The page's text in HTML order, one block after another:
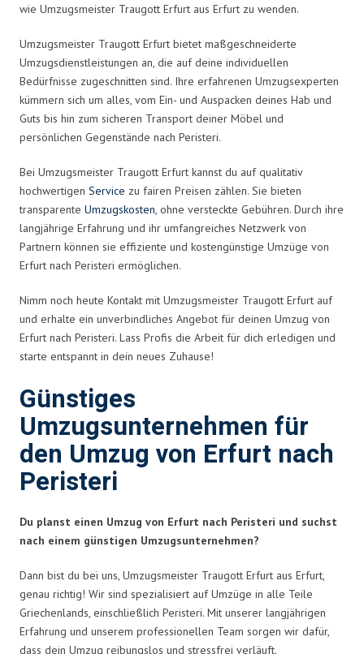
wie Umzugsmeister Traugott Erfurt aus Erfurt zu wenden.
Umzugsmeister Traugott Erfurt bietet maßgeschneiderte
Umzugsdienstleistungen an, die auf deine individuellen
Bedürfnisse zugeschnitten sind. Ihre erfahrenen Umzugsexperten
kümmern sich um alles, vom Ein- und Auspacken deines Hab und
Guts bis hin zum sicheren Transport deiner Möbel und
persönlichen Gegenstände nach Peristeri.
Bei Umzugsmeister Traugott Erfurt kannst du auf qualitativ
hochwertigen Service zu fairen Preisen zählen. Sie bieten
transparente Umzugskosten, ohne versteckte Gebühren. Durch ihre
langjährige Erfahrung und ihr umfangreiches Netzwerk von
Partnern können sie effiziente und kostengünstige Umzüge von
Erfurt nach Peristeri ermöglichen.
Nimm noch heute Kontakt mit Umzugsmeister Traugott Erfurt auf
und erhalte ein unverbindliches Angebot für deinen Umzug von
Erfurt nach Peristeri. Lass Profis die Arbeit für dich erledigen und
starte entspannt in dein neues Zuhause!
Günstiges
Umzugsunternehmen für
den Umzug von Erfurt nach
Peristeri
Du planst einen Umzug von Erfurt nach Peristeri und suchst
nach einem günstigen Umzugsunternehmen?
Dann bist du bei uns, Umzugsmeister Traugott Erfurt aus Erfurt,
genau richtig! Wir sind spezialisiert auf Umzüge in alle Teile
Griechenlands, einschließlich Peristeri. Mit unserer langjährigen
Erfahrung und unserem professionellen Team sorgen wir dafür,
dass dein Umzug reibungslos und stressfrei verläuft.